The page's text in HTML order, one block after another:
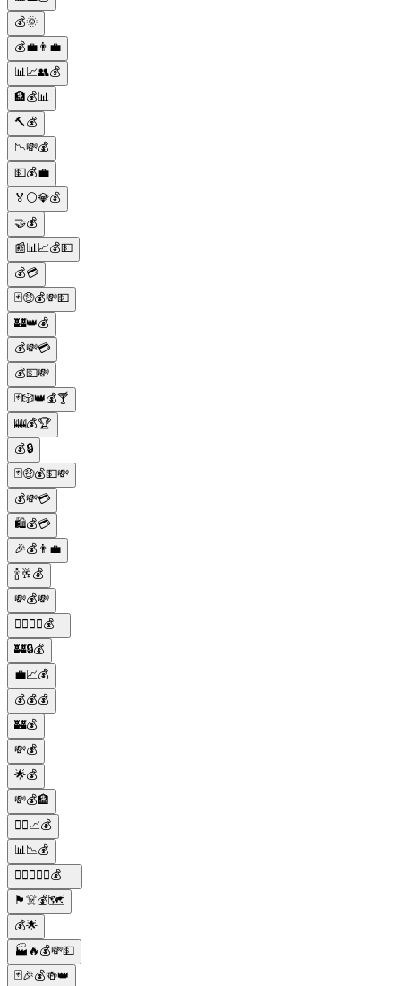
💰🌞
💰💼👨‍💼
📊📈👥💰
🏦💰📊
🔨💰
📉💸💰
💵💰💼
🏅⚪💎💰
🤝💰
📰📊📈💰💵
💰💳
🃏🤑💰💸💵
🏰👑💰
💰💸💳
💰💵💸
🃏🎲👑💰🍸
🎰💰🏆
💰🔒
🃏🤑💰💵💸
💰💸💳
🛍️💰💳
🎉💰👨‍💼
🍾🥂💰
💸💰💸
🕴🏻👨‍🏫💰
🏰🔒💰
💼📈💰
💰💰💰
🏰💰
💸💰
🌟💰
💸💰🏦
🏋️‍♂️📈💰
📊📉💰
🕵️‍♂️🔫👑🚬💰
🏴‍☠️💰🗺️
💰🌟
🏭🔥💰💸💵
🃏🎉💰🍻👑